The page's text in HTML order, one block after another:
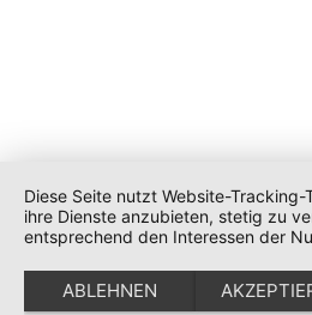
Diese Seite nutzt Website-
ihre Dienste anzubieten, stetig zu
entsprechend den Interessen der
ABLEHNEN